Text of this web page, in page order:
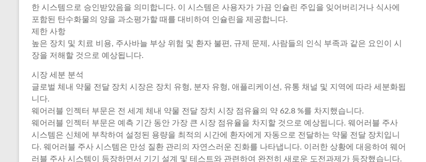
한 시스템으로 승인받았음을 의미합니다. 이 시스템은 사용자가 가끔 인슐린 주입을 잊어버리거나 식사에
포함된 탄수화물의 양을 과소평가할 때를 대비하여 인슐린을 제공합니다.
제한 사항
높은 장치 및 치료 비용, 주사바늘 부상 위험 및 환자 불편, 규제 문제, 사람들의 인식 부족과 같은 요인이 시
장을 저해할 것으로 예상됩니다.
시장 세분 분석
글로벌 체내 약물 전달 장치 시장은 장치 유형, 분자 유형, 애플리케이션, 유통 채널 및 지역에 따라 세분화됩
니다.
웨어러블 인젝터 부문은 전 세계 체내 약물 전달 장치 시장 점유율의 약 62.8 %를 차지했습니다.
웨어러블 인젝터 부문은 예측 기간 동안 가장 큰 시장 점유율을 차지할 것으로 예상됩니다. 웨어러블 주사
시스템은 신체에 부착하여 설정된 용량을 최적의 시간에 환자에게 자동으로 전달하는 약물 전달 장치입니
다. 웨어러블 주사 시스템은 만성 질환 관리의 자연스러운 진화를 나타냅니다. 이러한 상황에 대응하여 웨어
러블 주사 시스템이 등장하면서 기기 설계 및 테스트와 관련하여 완전히 새로운 도전과제가 등장했습니다.